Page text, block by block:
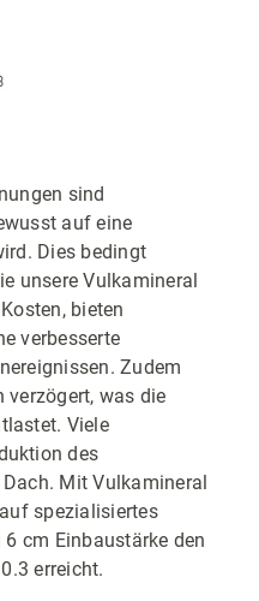
sind
auf eine
Dies bedingt
unsere Vulkamineral
bieten
verbesserte
Zudem
was die
Viele
des
Mit Vulkamineral
spezialisiertes
cm Einbaustärke den
erreicht.